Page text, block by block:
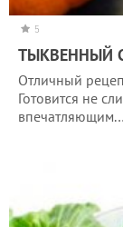
5
ТЫКВЕННЫЙ
Отличный
Готовится не